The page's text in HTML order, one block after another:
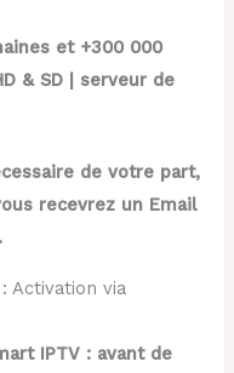
et +300 000
& SD | serveur de
de votre part,
recevrez un Email
Activation via
IPTV : avant de